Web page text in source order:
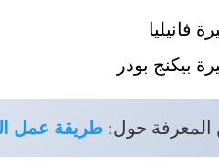
فانيليا
بيكنج بودر
حول:طريقة عمل